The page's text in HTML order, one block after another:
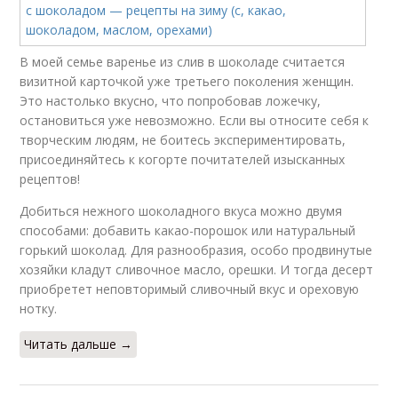
В моей семье варенье из слив в шоколаде считается
визитной карточкой уже третьего поколения женщин.
Это настолько вкусно, что попробовав ложечку,
остановиться уже невозможно. Если вы относите себя к
творческим людям, не боитесь экспериментировать,
присоединяйтесь к когорте почитателей изысканных
рецептов!
Добиться нежного шоколадного вкуса можно двумя
способами: добавить какао-порошок или натуральный
горький шоколад. Для разнообразия, особо продвинутые
хозяйки кладут сливочное масло, орешки. И тогда десерт
приобретет неповторимый сливочный вкус и ореховую
нотку.
Читать дальше →